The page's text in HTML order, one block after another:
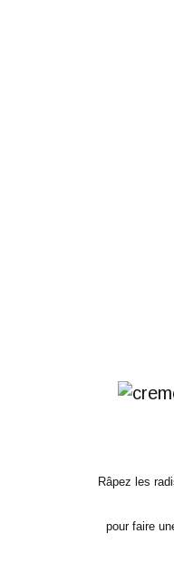
Râpez les
pour faire